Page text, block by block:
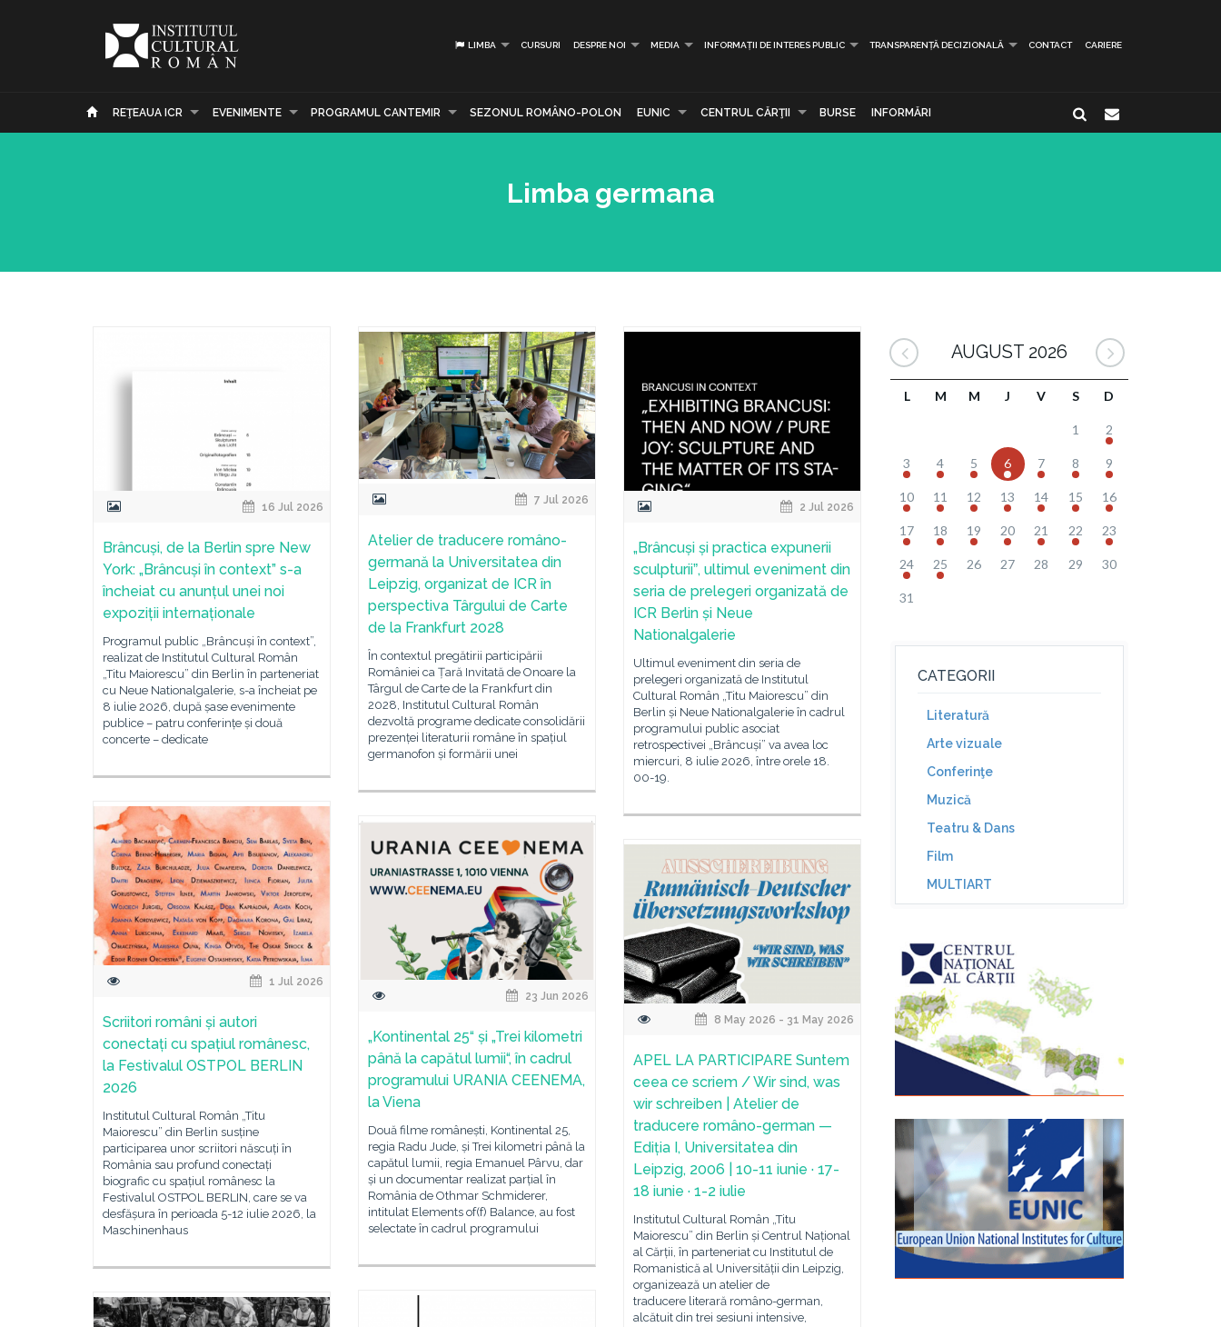
LIMBA CURSURI DESPRE NOI MEDIA INFORMAȚII DE INTERES PUBLIC TRANSPARENȚĂ DECIZIONALĂ CONTACT CARIERE
REŢEAUA ICR EVENIMENTE PROGRAMUL CANTEMIR SEZONUL ROMÂNO-POLON EUNIC CENTRUL CĂRŢII BURSE INFORMĂRI
Limba germana
16 Jul 2026
Brâncuși, de la Berlin spre New
York: „Brâncuși în context” s-a
încheiat cu anunțul unei noi
expoziții internaționale
Programul public „Brâncuși în context”,
realizat de Institutul Cultural Român
„Titu Maiorescu” din Berlin în parteneriat
cu Neue Nationalgalerie, s-a încheiat pe
8 iulie 2026, după șase evenimente
publice – patru conferințe și două
concerte – dedicate
7 Jul 2026
Atelier de traducere româno-
germană la Universitatea din
Leipzig, organizat de ICR în
perspectiva Târgului de Carte
de la Frankfurt 2028
În contextul pregătirii participării
României ca Țară Invitată de Onoare la
Târgul de Carte de la Frankfurt din
2028, Institutul Cultural Român
dezvoltă programe dedicate consolidării
prezenței literaturii române în spațiul
germanofon și formării unei
2 Jul 2026
„Brâncuși și practica expunerii
sculpturiiˮ, ultimul eveniment din
seria de prelegeri organizată de
ICR Berlin și Neue
Nationalgalerie
Ultimul eveniment din seria de
prelegeri organizată de Institutul
Cultural Român „Titu Maiorescu” din
Berlin și Neue Nationalgalerie în cadrul
programului public asociat
retrospectivei „Brâncuși” va avea loc
miercuri, 8 iulie 2026, între orele 18.
00-19.
1 Jul 2026
Scriitori români și autori
conectați cu spațiul românesc,
la Festivalul OSTPOL BERLIN
2026
Institutul Cultural Român „Titu
Maiorescu” din Berlin susține
participarea unor scriitori născuți în
România sau profund conectați
biografic cu spațiul românesc la
Festivalul OSTPOL BERLIN, care se va
desfășura în perioada 5-12 iulie 2026, la
Maschinenhaus
23 Jun 2026
„Kontinental 25“ și „Trei kilometri
până la capătul lumii“, în cadrul
programului URANIA CEENEMA,
la Viena
Două filme românești, Kontinental 25,
regia Radu Jude, și Trei kilometri până la
capătul lumii, regia Emanuel Pârvu, dar
și un documentar realizat parțial în
România de Othmar Schmiderer,
intitulat Elements of(f) Balance, au fost
selectate în cadrul programului
8 May 2026 - 31 May 2026
APEL LA PARTICIPARE Suntem
ceea ce scriem / Wir sind, was
wir schreiben | Atelier de
traducere româno-german —
Ediția I, Universitatea din
Leipzig, 2006 | 10-11 iunie · 17-
18 iunie · 1-2 iulie
Institutul Cultural Român „Titu
Maiorescu” din Berlin și Centrul Național
al Cărții, în parteneriat cu Institutul de
Romanistică al Universității din Leipzig,
organizează un atelier de
traducere literară româno-german,
alcătuit din trei sesiuni intensive,
AUGUST 2026
L M M J V S D
1 2
3 4 5 6 7 8 9
10 11 12 13 14 15 16
17 18 19 20 21 22 23
24 25 26 27 28 29 30
31
CATEGORII
Literatură
Arte vizuale
Conferinţe
Muzică
Teatru & Dans
Film
MULTIART